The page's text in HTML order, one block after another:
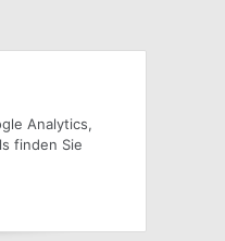
Analytics,
finden Sie